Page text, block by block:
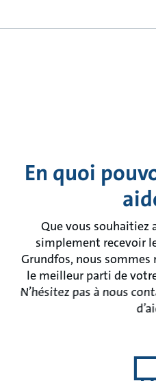
En quoi
Que vous souhaitiez
simplement recevoir
Grundfos, nous sommes
le meilleur parti de
N’hésitez pas à nous